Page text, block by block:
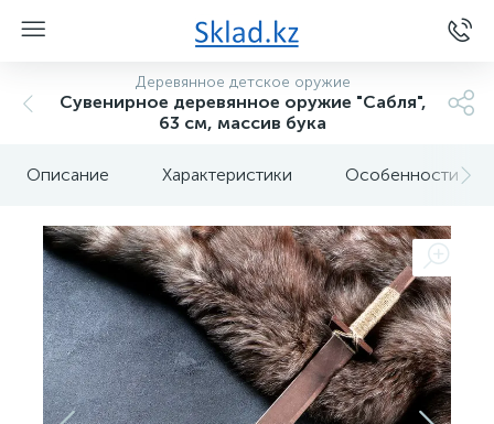
Деревянное детское оружие
Сувенирное деревянное оружие "Сабля",
63 см, массив бука
Описание Характеристики Особенности